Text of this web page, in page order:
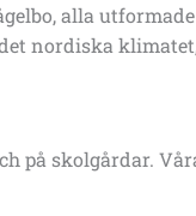
alla
nordiska
på skolgårdar.